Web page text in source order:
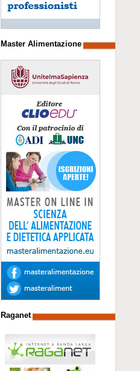
Master Alimentazione
Raganet